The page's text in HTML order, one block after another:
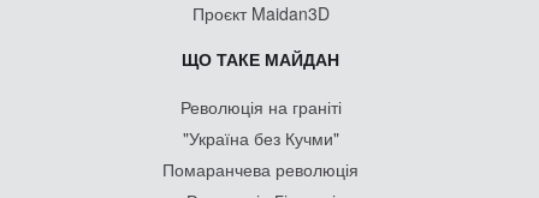
Проєкт Maidan3D
ЩО ТАКЕ МАЙДАН
Революція на граніті
"Україна без Кучми"
Помаранчева революція